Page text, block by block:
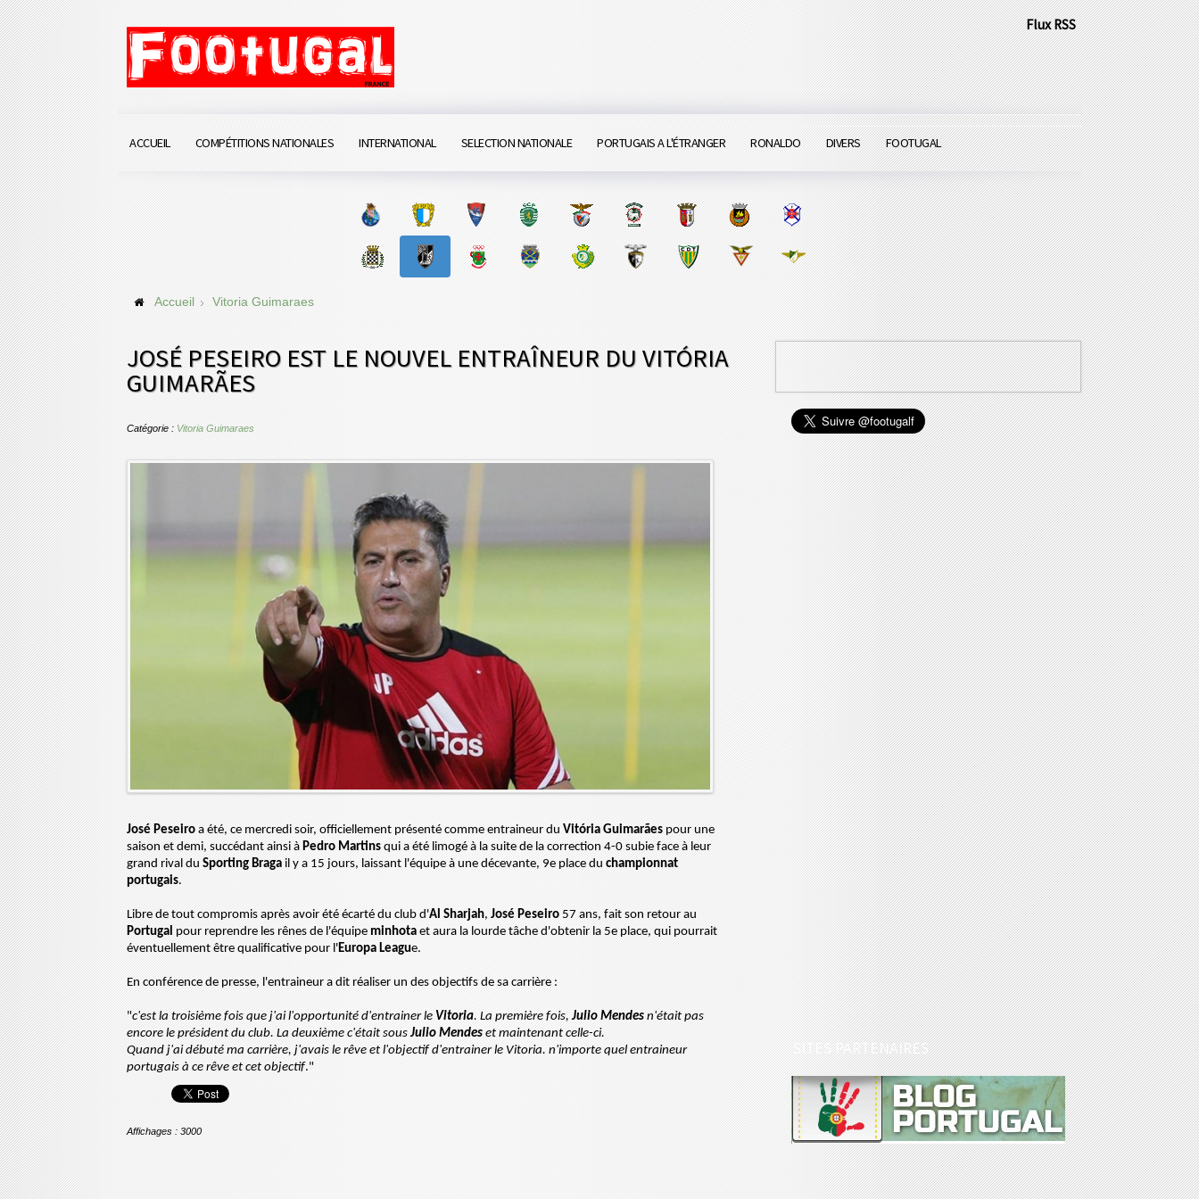
Flux RSS
ACCUEIL COMPÉTITIONS NATIONALES INTERNATIONAL SELECTION NATIONALE PORTUGAIS A L'ÉTRANGER RONALDO DIVERS FOOTUGAL
Accueil Vitoria Guimaraes
JOSÉ PESEIRO EST LE NOUVEL ENTRAÎNEUR DU VITÓRIA
GUIMARÃES
Catégorie : Vitoria Guimaraes
José Peseiro a été, ce mercredi soir, officiellement présenté comme entraineur du Vitória Guimarães pour une
saison et demi, succédant ainsi à Pedro Martins qui a été limogé à la suite de la correction 4-0 subie face à leur
grand rival du Sporting Braga il y a 15 jours, laissant l'équipe à une décevante, 9e place du championnat
portugais.
Libre de tout compromis après avoir été écarté du club d'Al Sharjah, José Peseiro 57 ans, fait son retour au
Portugal pour reprendre les rênes de l'équipe minhota et aura la lourde tâche d'obtenir la 5e place, qui pourrait
éventuellement être qualificative pour l'Europa League.
En conférence de presse, l'entraineur a dit réaliser un des objectifs de sa carrière :
"c'est la troisième fois que j'ai l'opportunité d'entrainer le Vitoria. La première fois,Julio Mendes n'était pas
encore le président du club. La deuxième c'était sousJulio Mendes et maintenant celle-ci.
Quand j'ai débuté ma carrière, j'avais le rêve et l'objectif d'entrainerle Vitoria. n'importe quel entraineur
portugais à ce rêve et cet objectif."
Affichages : 3000
SITES PARTENAIRES